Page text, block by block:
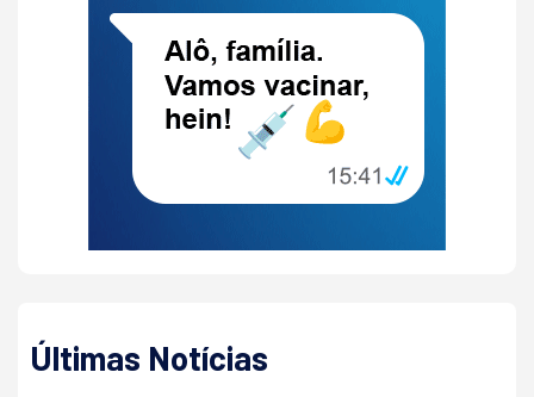
Últimas Notícias